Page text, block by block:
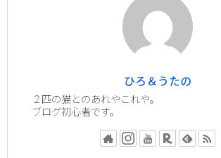
ひろ＆うたの
２匹の猫とのあれやこれや。
ブログ初心者です。